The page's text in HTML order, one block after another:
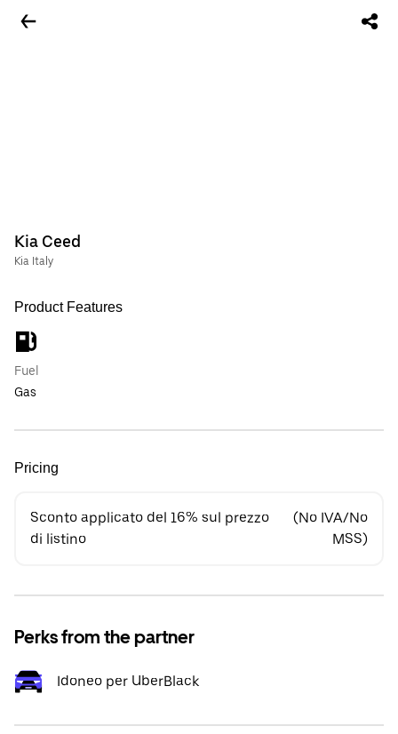
Kia Ceed
Kia Italy
Product Features
Fuel
Gas
Pricing
Sconto applicato del 16% sul prezzo
di listino
(No IVA/No
MSS)
Perks from the partner
Idoneo per UberBlack